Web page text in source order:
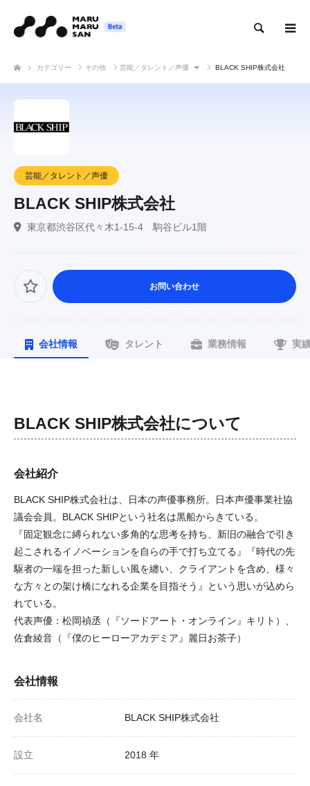
カテゴリー その他 芸能／タレント／声優 BLACK SHIP株式会社
芸能／タレント／声優
BLACK SHIP株式会社
東京都渋谷区代々木1-15-4 駒谷ビル1階
お問い合わせ
会社情報 タレント 業務情報 実
BLACK SHIP株式会社について
会社紹介
BLACK SHIP株式会社は、日本の声優事務所。日本声優事業社協
議会会員。BLACK SHIPという社名は黒船からきている。
『固定観念に縛られない多角的な思考を持ち、新旧の融合で引き
起こされるイノベーションを自らの手で打ち立てる』『時代の先
駆者の一端を担った新しい風を纏い、クライアントを含め、様々
な方々との架け橋になれる企業を目指そう』という思いが込めら
れている。
代表声優：松岡禎丞（『ソードアート・オンライン』キリト）、
佐倉綾音（『僕のヒーローアカデミア』麗日お茶子）
会社情報
会社名 BLACK SHIP株式会社
設立 2018 年